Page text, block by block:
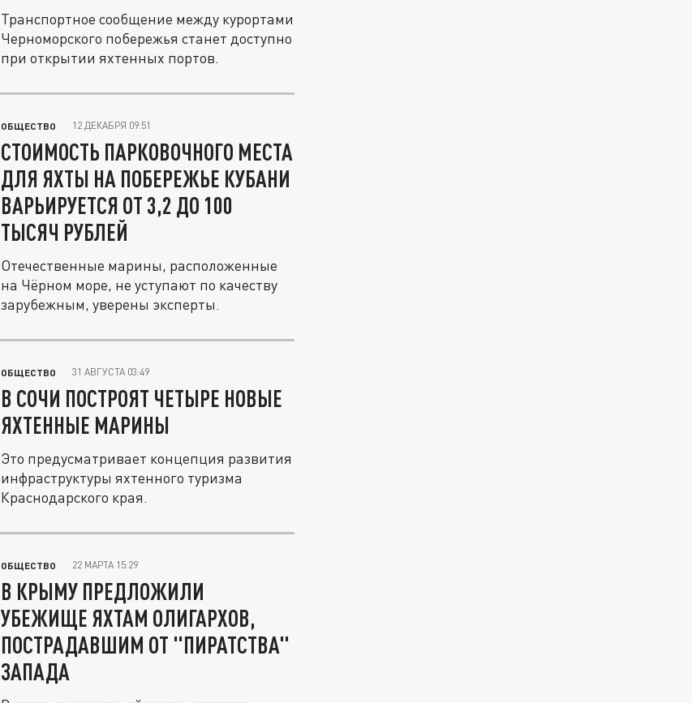
Транспортное сообщение между курортами
Черноморского побережья станет доступно
при открытии яхтенных портов.
ОБЩЕСТВО 12 ДЕКАБРЯ 09:51
СТОИМОСТЬ ПАРКОВОЧНОГО МЕСТА
ДЛЯ ЯХТЫ НА ПОБЕРЕЖЬЕ КУБАНИ
ВАРЬИРУЕТСЯ ОТ 3,2 ДО 100
ТЫСЯЧ РУБЛЕЙ
Отечественные марины, расположенные
на Чёрном море, не уступают по качеству
зарубежным, уверены эксперты.
ОБЩЕСТВО 31 АВГУСТА 03:49
В СОЧИ ПОСТРОЯТ ЧЕТЫРЕ НОВЫЕ
ЯХТЕННЫЕ МАРИНЫ
Это предусматривает концепция развития
инфраструктуры яхтенного туризма
Краснодарского края.
ОБЩЕСТВО 22 МАРТА 15:29
В КРЫМУ ПРЕДЛОЖИЛИ
УБЕЖИЩЕ ЯХТАМ ОЛИГАРХОВ,
ПОСТРАДАВШИМ ОТ "ПИРАТСТВА"
ЗАПАДА